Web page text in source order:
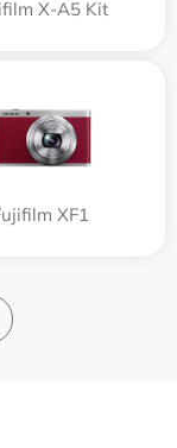
X-A5 Kit
XF1